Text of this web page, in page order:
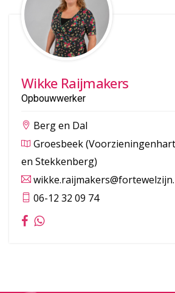
Wikke Raijmakers
Opbouwwerker
Berg en Dal
Groesbeek
en Stekkenberg)
06-12 32 09 74